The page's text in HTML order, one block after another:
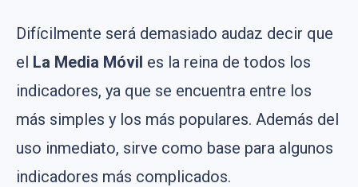
Difícilmente será demasiado audaz decir que
el La Media Móvil es la reina de todos los
indicadores, ya que se encuentra entre los
más simples y los más populares. Además del
uso inmediato, sirve como base para algunos
indicadores más complicados.